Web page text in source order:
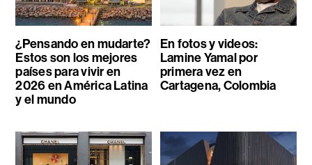
¿Pensando en mudarte?
Estos son los mejores
países para vivir en
2026 en América Latina
y el mundo
En fotos y videos:
Lamine Yamal por
primera vez en
Cartagena, Colombia